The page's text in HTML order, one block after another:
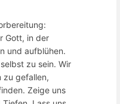
Gott, in der
und aufblühen.
zu sein. Wir
zu gefallen,
Zeige uns